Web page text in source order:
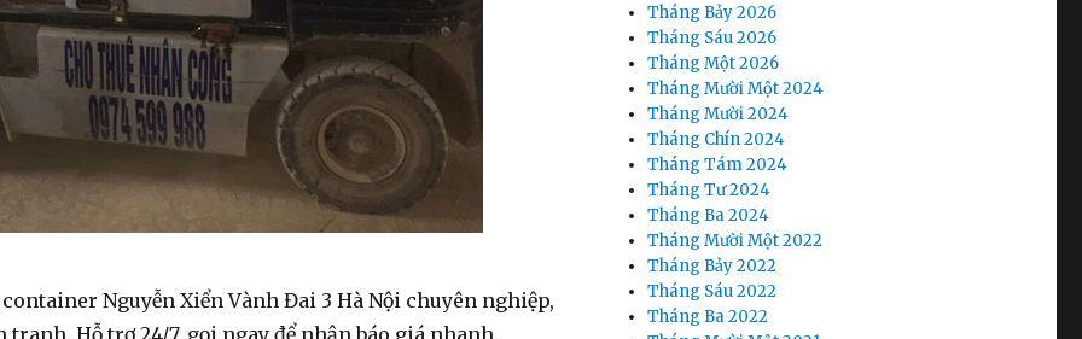
Nguyễn Xiển Vành Đai 3 Hà Nội chuyên nghiệp,
Tháng Bảy 2026
Tháng Sáu 2026
Tháng Một 2026
Tháng Mười Một 2024
Tháng Mười 2024
Tháng Chín 2024
Tháng Tám 2024
Tháng Tư 2024
Tháng Ba 2024
Tháng Mười Một 2022
Tháng Bảy 2022
Tháng Sáu 2022
Tháng Ba 2022